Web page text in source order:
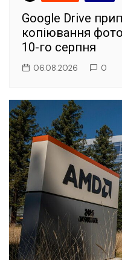
Google Drive
копіювання
10-го серпня
06.08.2026 0